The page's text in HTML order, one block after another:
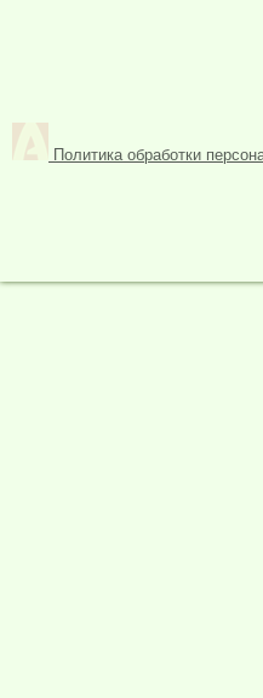
Политика обработки